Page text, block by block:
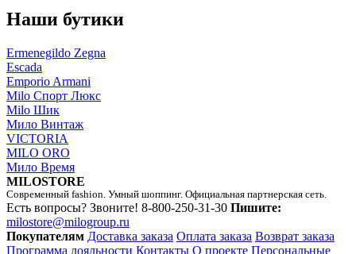
Наши бутики
Ermenegildo Zegna
Escada
Emporio Armani
Milo Спорт Люкс
Milo Шик
Мило Винтаж
VICTORIA
MILO ORO
Мило Время
MILOSTORE
Современный fashion. Умный шоппинг. Официальная партнерская сеть.
Есть вопросы? Звоните! 8-800-250-31-30 Пишите:
milostore@milogroup.ru
Покупателям Доставка заказа Оплата заказа Возврат заказа
Программа лояльности Контакты О проекте Персональные